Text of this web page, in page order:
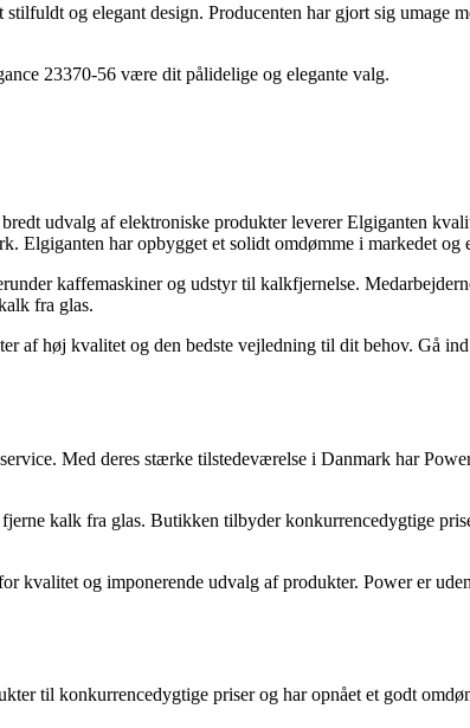
og elegant design. Producenten har gjort sig umage
23370-56 være dit pålidelige og elegante valg.
udvalg af elektroniske produkter leverer Elgiganten
har opbygget et solidt omdømme i markedet og
kaffemaskiner og udstyr til kalkfjernelse.
fra glas.
af høj kvalitet og den bedste vejledning til dit behov. Gå
Med deres stærke tilstedeværelse i Danmark har
kalk fra glas. Butikken tilbyder konkurrencedygtige
kvalitet og imponerende udvalg af produkter. Power er
til konkurrencedygtige priser og har opnået et godt